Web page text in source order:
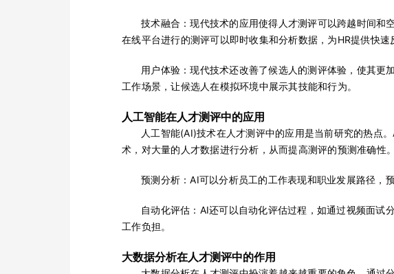
技术融合：现代技术的应用使得人才测评可以跨越时间和
在线平台进行的测评可以即时收集和分析数据，为HR提供快速
用户体验：现代技术还改善了候选人的测评体验，使其更
工作场景，让候选人在模拟环境中展示其技能和行为。
人工智能在人才测评中的应用
人工智能(AI)技术在人才测评中的应用是当前研究的热点
术，对大量的人才数据进行分析，从而提高测评的预测准确性。
预测分析：AI可以分析员工的工作表现和职业发展路径，
自动化评估：AI还可以自动化评估过程，如通过视频面试
工作负担。
大数据分析在人才测评中的作用